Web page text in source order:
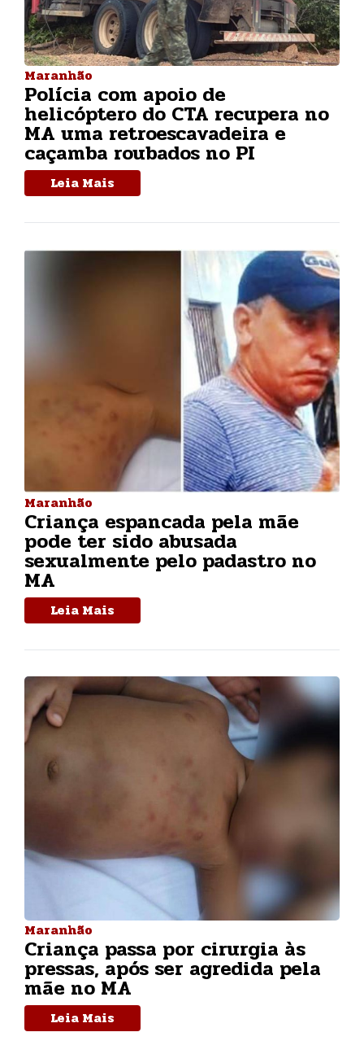
Maranhão
Polícia com apoio de
helicóptero do CTA recupera no
MA uma retroescavadeira e
caçamba roubados no PI
Leia Mais
Maranhão
Criança espancada pela mãe
pode ter sido abusada
sexualmente pelo padastro no
MA
Leia Mais
Maranhão
Criança passa por cirurgia às
pressas, após ser agredida pela
mãe no MA
Leia Mais